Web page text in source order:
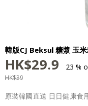
韓版CJ Beksul 糖漿 玉
HK$29.9 23 %
HK$39
原裝韓國直送 日日健康食